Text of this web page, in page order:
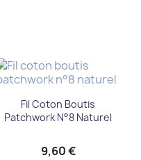
Fil Coton Boutis
Patchwork N°8 Naturel
9,60 €